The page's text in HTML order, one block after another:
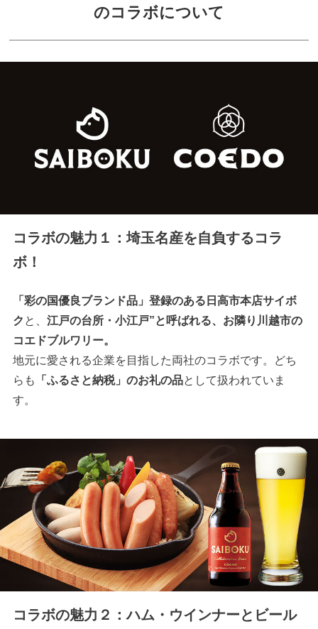
のコラボについて
コラボの魅力１：埼玉名産を自負するコラ
ボ！
「彩の国優良ブランド品」登録のある日高市本店サイボ
ク と、 江戸の台所・小江戸”と呼ばれる、お隣り川越市の
コエドブルワリー。
地元に愛される企業を目指した両社のコラボです。どち
らも
「ふるさと納税」のお礼の品として扱われていま
す。
コラボの魅力２：ハム・ウインナーとビール